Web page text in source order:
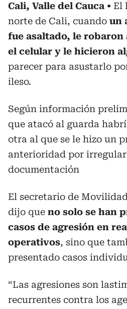
Cali, Valle del Cauca
El
norte de Cali, cuando un
fue asaltado, le robaron
el celular y le hicieron
parecer para asustarlo
ileso.
Según información
que atacó al guarda
otra al que se le hizo un
anterioridad por
documentación
El secretario de
dijo que no solo se han
casos de agresión en
operativos, sino que
presentado casos
“Las agresiones son
recurrentes contra los